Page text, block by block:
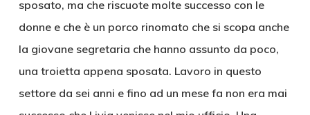
sposato, ma che riscuote molte successo con le
donne e che è un porco rinomato che si scopa anche
la giovane segretaria che hanno assunto da poco,
una troietta appena sposata. Lavoro in questo
settore da sei anni e fino ad un mese fa non era mai